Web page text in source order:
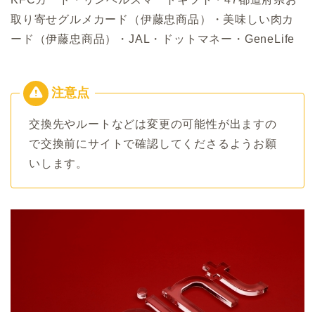
取り寄せグルメカード（伊藤忠商品）・美味しい肉カ
ード（伊藤忠商品）・JAL・ドットマネー・GeneLife
交換先やルートなどは変更の可能性が出ますの
で交換前にサイトで確認してくださるようお願
いします。